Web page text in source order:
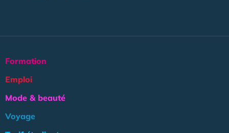
Formation
Emploi
Mode & beauté
Voyage